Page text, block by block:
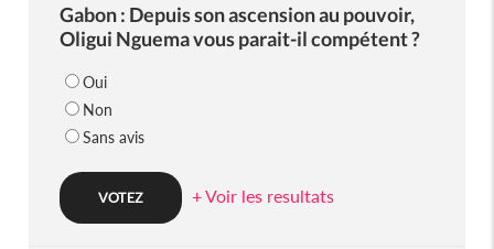
Gabon : Depuis son ascension au pouvoir,
Oligui Nguema vous parait-il compétent ?
Oui
Non
Sans avis
+ Voir les resultats